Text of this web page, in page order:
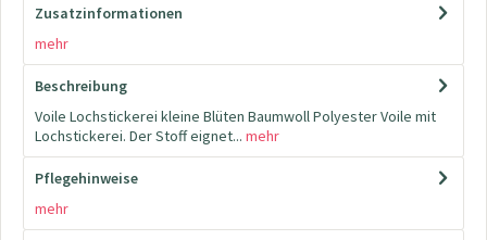
Zusatzinformationen
mehr
Beschreibung
Voile Lochstickerei kleine Blüten Baumwoll Polyester Voile mit
Lochstickerei. Der Stoff eignet... mehr
Pflegehinweise
mehr